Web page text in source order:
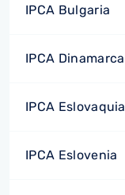
IPCA Bulgaria
IPCA Dinamarca
IPCA Eslovaquia
IPCA Eslovenia